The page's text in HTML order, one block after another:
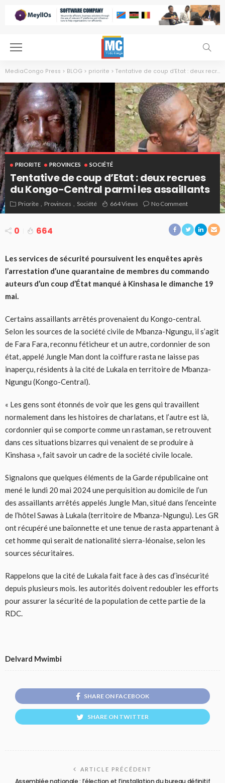
MediaCongo Press > BLOG > priorite > Tentative de coup d’Etat : deux recrues du Kongo-Central parmi les assaillants
PRIORITE PROVINCES SOCIÉTÉ
Tentative de coup d’Etat : deux recrues
du Kongo-Central parmi les assaillants
Priorite Provinces Société 664 Views No Comment
(g à d) Jungle Man et Fara Fara
0 664
Les services de sécurité poursuivent les enquêtes après
l’arrestation d’une quarantaine de membres du commando
auteurs d’un coup d’État manqué à Kinshasa le dimanche 19
mai.
Certains assaillants arrêtés provenaient du Kongo-central.
Selon les sources de la société civile de Mbanza-Ngungu, il s’agit
de Fara Fara, reconnu féticheur et un autre, cordonnier de son
état, appelé Jungle Man dont la coiffure rasta ne laisse pas
inaperçu, résidents à la cité de Lukala en territoire de Mbanza-
Ngungu (Kongo-Central).
« Les gens sont étonnés de voir que les gens qui travaillent
normalement dans les histoires de charlatans, et l’autre est là,
cordonnier qui se comporte comme un rastaman, se retrouvent
dans ces situations bizarres qui venaient de se produire à
Kinshasa », fait savoir un cadre de la société civile locale.
Signalons que quelques éléments de la Garde républicaine ont
mené le lundi 20 mai 2024 une perquisition au domicile de l’un
des assaillants arrêtés appelés Jungle Man, situé dans l’enceinte
de l’hôtel Sawas à Lukala (territoire de Mbanza-Ngungu). Les GR
ont récupéré une baïonnette et une tenue de rasta appartenant à
cet homme qui serait de nationalité sierra-léonaise, selon les
sources sécuritaires.
Rappelons que la cité de Lukala fait face à des cas d’insécurité
depuis plusieurs mois. les autorités doivent redoubler les efforts
pour assurer la sécurité de la population de cette partie de la
RDC.
Delvard Mwimbi
SHARE ON FACEBOOK
SHARE ON TWITTER
ARTICLE PRÉCÉDENT